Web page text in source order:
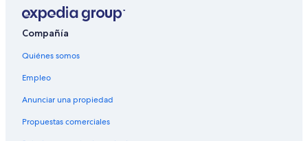
Vuelos de Alicante (ALC) a Culebra (CPX)
Vuelos de Amarillo (AMA) a Culebra (CPX)
Compañía
Quiénes somos
Empleo
Anunciar una propiedad
Propuestas comerciales